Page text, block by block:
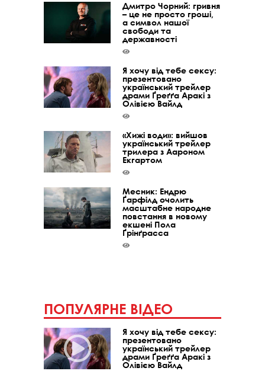
Дмитро Чорний: гривня
– це не просто гроші,
а символ нашої
свободи та
державності
Я хочу від тебе сексу:
презентовано
український трейлер
драми Ґреґґа Аракі з
Олівією Вайлд
«Хижі води»: вийшов
український трейлер
трилера з Аароном
Екгартом
Месник: Ендрю
Ґарфілд очолить
масштабне народне
повстання в новому
екшені Пола
Ґрінґрасса
ПОПУЛЯРНЕ ВІДЕО
Я хочу від тебе сексу:
презентовано
український трейлер
драми Ґреґґа Аракі з
Олівією Вайлд